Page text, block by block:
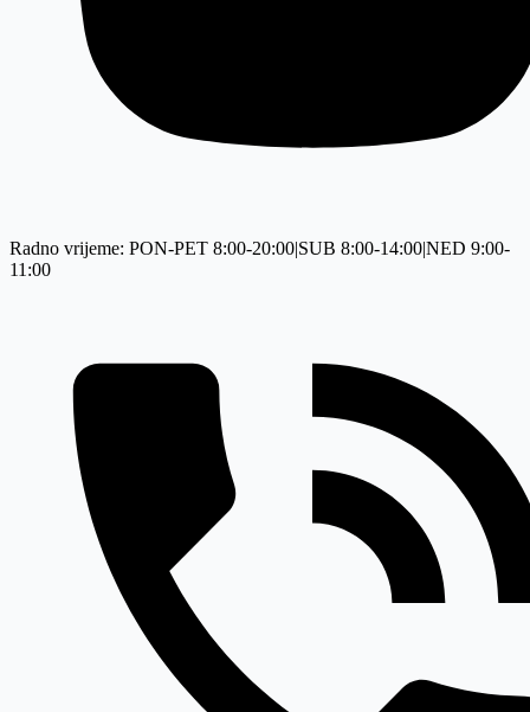
Radno vrijeme: PON-PET 8:00-20:00|SUB 8:00-14:00|NED 9:00-
11:00